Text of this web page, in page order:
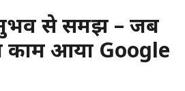
से समझें – जब
काम आया Google